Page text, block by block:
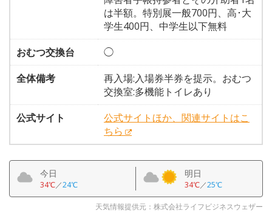
は半額。特別展一般700円、高･大
学生400円、中学生以下無料
おむつ交換台
◯
全体備考
再入場:入場券半券を提示。おむつ
交換室:多機能トイレあり
公式サイト
公式サイトほか、関連サイトはこ
ちら
今日
34℃／24℃
明日
34℃／25℃
天気情報提供元：株式会社ライフビジネスウェザー